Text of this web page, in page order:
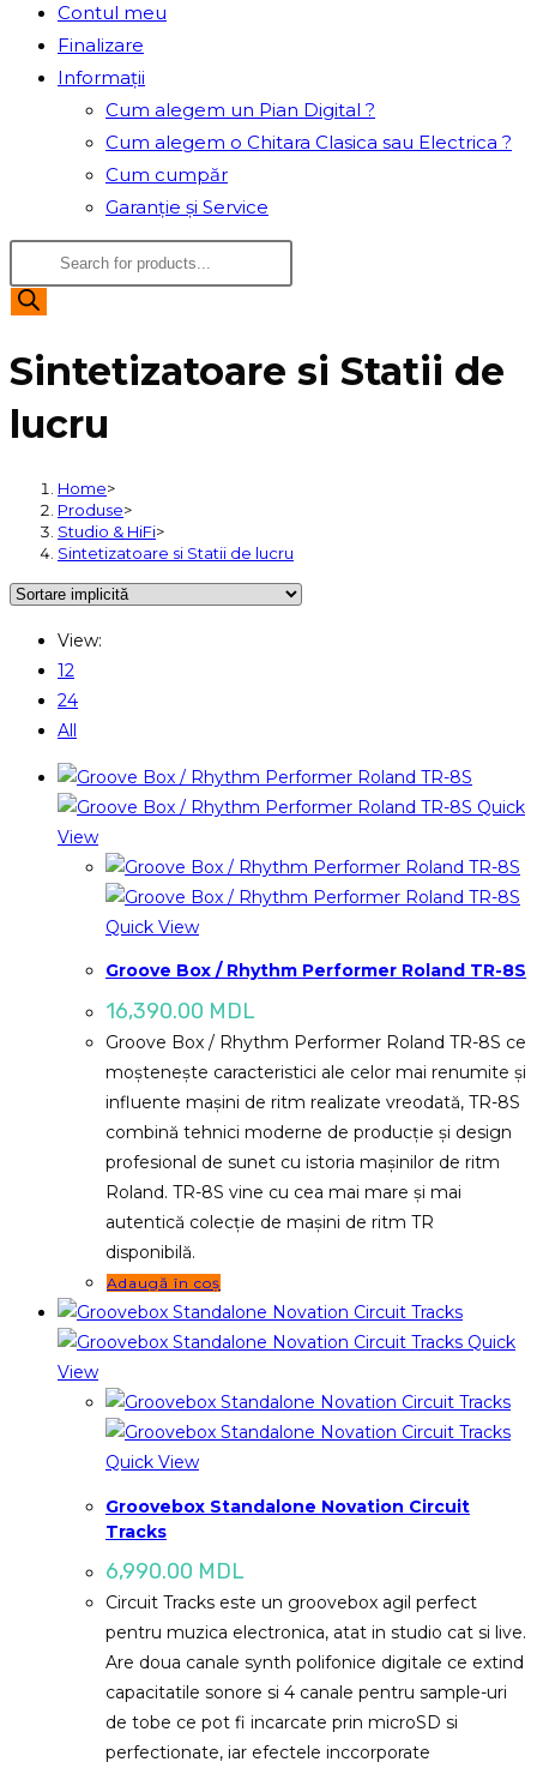
search
Contul meu
Finalizare
Informații
Cum alegem un Pian Digital ?
Cum alegem o Chitara Clasica sau Electrica ?
Cum cumpăr
Garanție și Service
Products
search
Sintetizatoare si Statii de
lucru
Home>
Produse>
Studio & HiFi>
Sintetizatoare si Statii de lucru
View:
12
24
All
Quick
View
Quick View
Groove Box / Rhythm Performer Roland TR-8S
16,390.00 MDL
Groove Box / Rhythm Performer Roland TR-8S ce
moștenește caracteristici ale celor mai renumite și
influente mașini de ritm realizate vreodată, TR-8S
combină tehnici moderne de producție și design
profesional de sunet cu istoria mașinilor de ritm
Roland. TR-8S vine cu cea mai mare și mai
autentică colecție de mașini de ritm TR
disponibilă.
Adaugă în coș
Quick
View
Quick View
Groovebox Standalone Novation Circuit
Tracks
6,990.00 MDL
Circuit Tracks este un groovebox agil perfect
pentru muzica electronica, atat in studio cat si live.
Are doua canale synth polifonice digitale ce extind
capacitatile sonore si 4 canale pentru sample-uri
de tobe ce pot fi incarcate prin microSD si
perfectionate, iar efectele inccorporate